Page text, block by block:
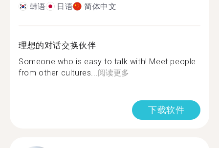
韩语 日语 简体中文
理想的对话交换伙伴
Someone who is easy to talk with! Meet people
from other cultures... 阅读更多
下载软件